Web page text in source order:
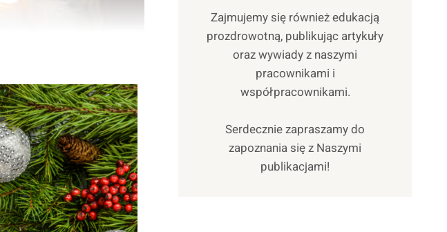
Zajmujemy się również edukacją
prozdrowotną, publikując artykuły
oraz wywiady z naszymi
pracownikami i
współpracownikami.
Serdecznie zapraszamy do
zapoznania się z Naszymi
publikacjami!